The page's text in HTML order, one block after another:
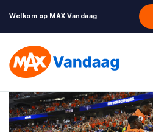
Welkom op MAX Vandaag